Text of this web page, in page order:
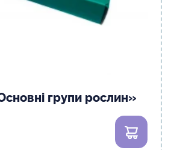
групи рослин»